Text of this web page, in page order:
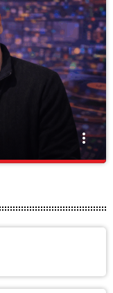
more_vert
brzmienia –
wersja po